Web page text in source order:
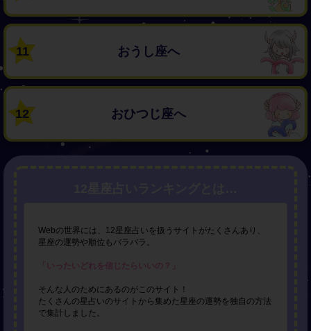
11 おうし座へ
12 おひつじ座へ
Webの世界には、12星座占いを扱うサイトがたくさんあり、
星座の運勢や順位もバラバラ。
「いったいどれを信じたらいいの？」
そんな人のためにあるのがこのサイト！
たくさんの星占いのサイトから集めた星座の運勢を独自の方法
で集計しました。